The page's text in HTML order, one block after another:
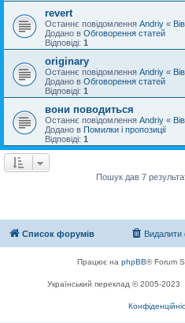
revert
Останнє повідомлення Andriy «
Додано в Обговорення статей
Відповіді: 1
originary
Останнє повідомлення Andriy «
Додано в Обговорення статей
Відповіді: 1
вони поводиться
Останнє повідомлення Andriy «
Додано в Помилки і пропозиції
Відповіді: 1
Пошук дав 7
Список форумів
Працює на phpBB® Forum
Український переклад © 2005-2023